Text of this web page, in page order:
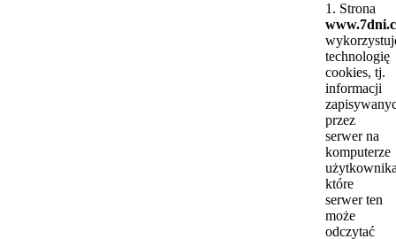
1. Strona
technologię
cookies, tj.
informacji
przez
serwer na
komputerze
które
serwer ten
może
odczytać